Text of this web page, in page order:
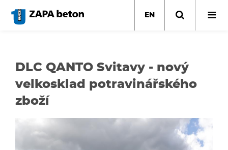
main
EN
DLC QANTO Svitavy - nový
velkosklad potravinářského
zboží